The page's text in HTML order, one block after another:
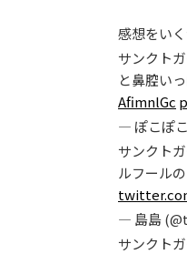
感想をい
サンクト
と鼻腔い
AfimnlGc
— ぽこぽ
サンクト
ルフール
— 島島
サンクト